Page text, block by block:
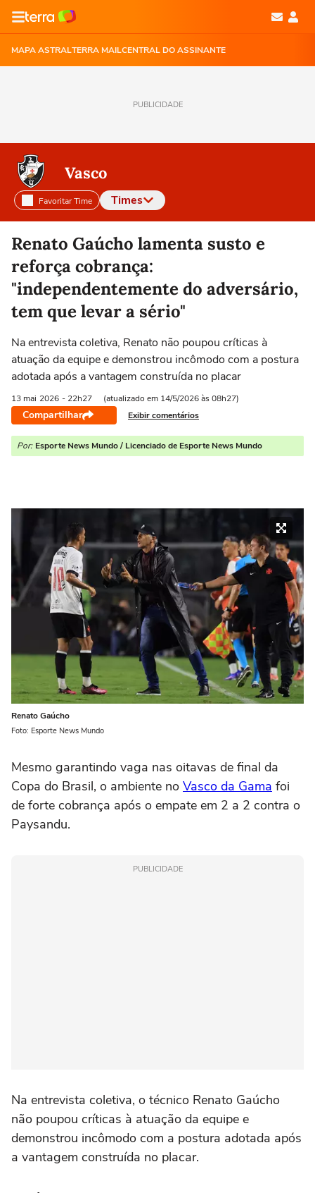
MAPA ASTRALTERRA MAILCENTRAL DO ASSINANTE
PUBLICIDADE
Vasco
Favoritar Time Times
Selecione o time para ver as notícias
Renato Gaúcho lamenta susto e
reforça cobrança:
"independentemente do adversário,
tem que levar a sério"
Na entrevista coletiva, Renato não poupou críticas à
atuação da equipe e demonstrou incômodo com a postura
adotada após a vantagem construída no placar
13 mai 2026 - 22h27 (atualizado em 14/5/2026 às 08h27)
Compartilhar Exibir comentários
Por: Esporte News Mundo / Licenciado de Esporte News Mundo
Renato Gaúcho
Foto: Esporte News Mundo
Mesmo garantindo vaga nas oitavas de final da
Copa do Brasil, o ambiente no Vasco da Gama foi
de forte cobrança após o empate em 2 a 2 contra o
Paysandu.
PUBLICIDADE
Na entrevista coletiva, o técnico Renato Gaúcho
não poupou críticas à atuação da equipe e
demonstrou incômodo com a postura adotada após
a vantagem construída no placar.